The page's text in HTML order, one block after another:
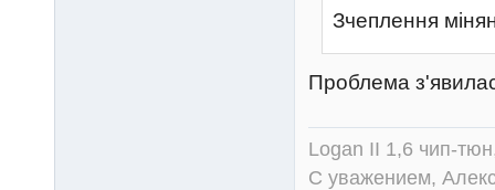
Зчеплення
Проблема
Logan II 1,6 чип-
С уважением,